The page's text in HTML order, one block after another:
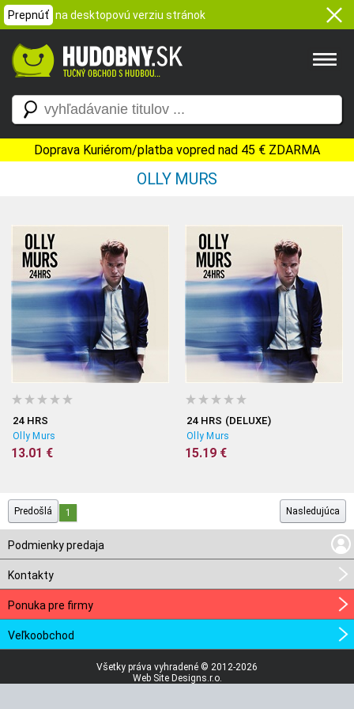
Prepnúť na desktopovú verziu stránok
Doprava Kuriérom/platba vopred nad 45 € ZDARMA
OLLY MURS
24 HRS
Olly Murs
13.01 €
24 HRS (DELUXE)
Olly Murs
15.19 €
Predošlá 1 Nasledujúca
Podmienky predaja
Kontakty
Ponuka pre firmy
Veľkoobchod
Všetky práva vyhradené © 2012-2026
Web Site Designs.r.o.